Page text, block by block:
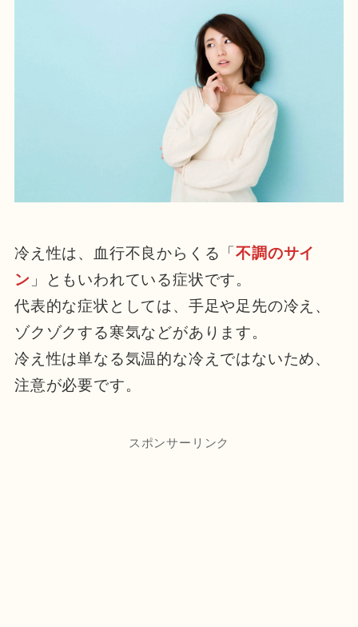
冷え性は、血行不良からくる「不調のサイ
ン 」ともいわれている症状です。
代表的な症状としては、手足や足先の冷え、
ゾクゾクする寒気などがあります。
冷え性は単なる気温的な冷えではないため、
注意が必要です。
スポンサーリンク